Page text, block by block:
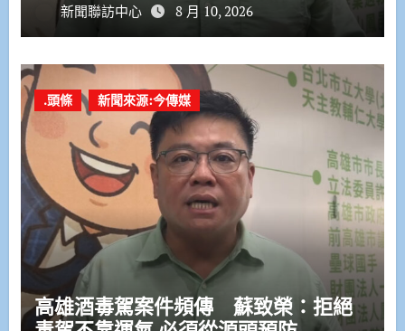
新聞聯訪中心 8 月 10, 2026
.頭條 新聞來源:今傳媒
高雄酒毒駕案件頻傳 蘇致榮：拒絕